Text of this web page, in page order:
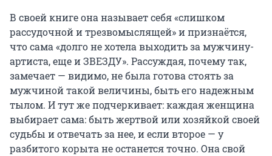
В своей книге она называет себя «слишком
рассудочной и трезвомыслящей» и признаётся,
что сама «долго не хотела выходить за мужчину-
артиста, еще и ЗВЕЗДУ». Рассуждая, почему так,
замечает — видимо, не была готова стоять за
мужчиной такой величины, быть его надежным
тылом. И тут же подчеркивает: каждая женщина
выбирает сама: быть жертвой или хозяйкой своей
судьбы и отвечать за нее, и если второе — у
разбитого корыта не останется точно. Она свой